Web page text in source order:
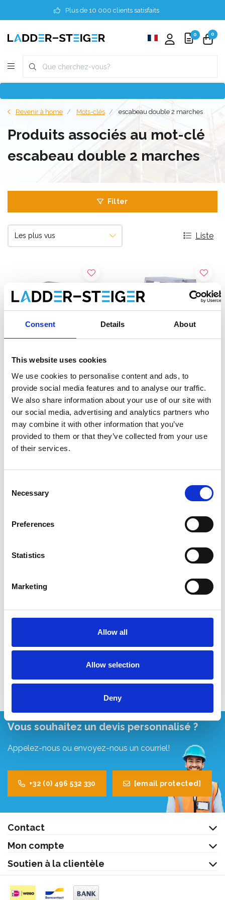
Consent Details About
This website uses cookies
We use cookies to personalise content and ads, to
provide social media features and to analyse our traffic.
We also share information about your use of our site with
our social media, advertising and analytics partners who
may combine it with other information that you’ve
provided to them or that they’ve collected from your use
of their services.
Selection
Necessary
Preferences
Statistics
Marketing
Allow all
Allow selection
Deny
Plus de 10 000 clients satisfaits
0 0
Revenir à home Mots-clés escabeau double 2 marches
Produits associés au mot-clé
escabeau double 2 marches
Filter
Liste
Escabeau double Solide 2
x 2 marches DT02
€205,00 €240,44 HT
Afficher le produit
Escabeau double accès
ASC 2 x 2 marches DT-2
€123,00 €128,81
accès en fibre 2x2
Afficher le produit
marches Jumbo
SuperPRO
Afficher le produit
Vous souhaitez un devis personnalisé ?
Appelez-nous ou envoyez-nous un courriel!
+32 (0) 496 532 330 [email protected]
Contact
Mon compte
Soutien à la clientèle